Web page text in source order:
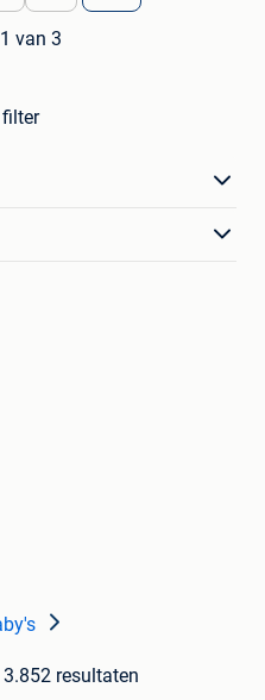
van 3
3.852 resultaten